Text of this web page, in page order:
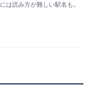
は読み方が難しい駅名も。